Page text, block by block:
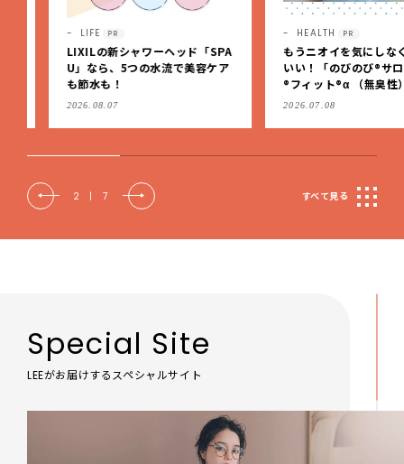
LIFE PR
LIXILの新シャワーヘッド「SPA
U」なら、5つの水流で美容ケア
も節水も！
2026.08.07
HEALTH PR
もうニオイを気にしなくっ
いい！「のびのび®サロン
®フィット®α （無臭性）」
肩こりや足腰のダルさを出
2026.07.08
2 | 7 すべて見る
Special Site
LEEがお届けするスペシャルサイト